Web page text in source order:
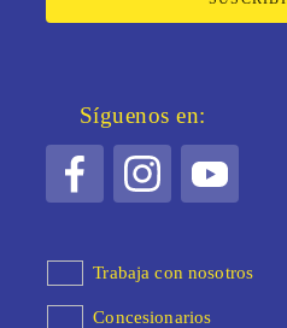
Síguenos en:
Trabaja con nosotros
Concesionarios